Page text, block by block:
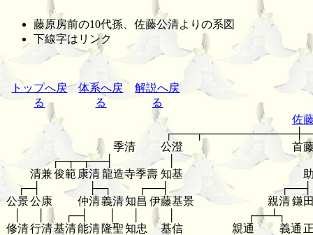
藤原房前の10代孫、佐藤公清よりの系図
下線字はリンク
トップへ戻
る
体系へ戻
る
解説へ戻
る
佐
季清
公澄
首
┌─┬─┬──┤
清兼俊範 康清 龍造寺季壽 知基
┌─┤
├─┐ ┌──┤
┌──┤
公景公康 仲清義清知昌 伊藤基景 親清鎌
┌─┤ ┌──┴┐
修清行清基清能清隆聖知忠 基信 親通 義通